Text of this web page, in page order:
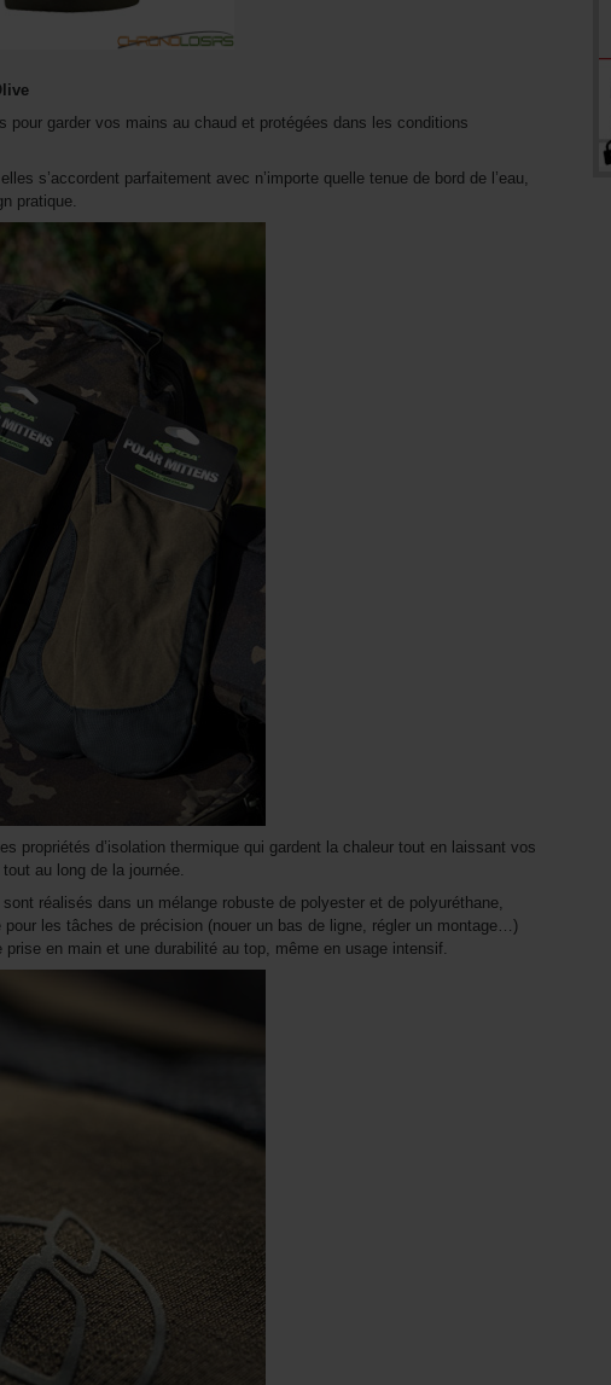
pour garder vos mains au chaud et protégées dans les conditions
s’accordent parfaitement avec n’importe quelle tenue de bord de l’eau,
pratique.
propriétés d’isolation thermique qui gardent la chaleur tout en laissant vos
au long de la journée.
réalisés dans un mélange robuste de polyester et de polyuréthane,
les tâches de précision (nouer un bas de ligne, régler un montage…)
en main et une durabilité au top, même en usage intensif.